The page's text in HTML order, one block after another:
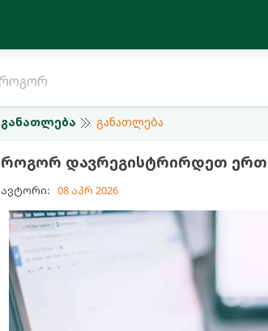
განათლება განათლება
როგორ დავრეგისტრირდეთ
ავტორი: 08 აპრ 2026